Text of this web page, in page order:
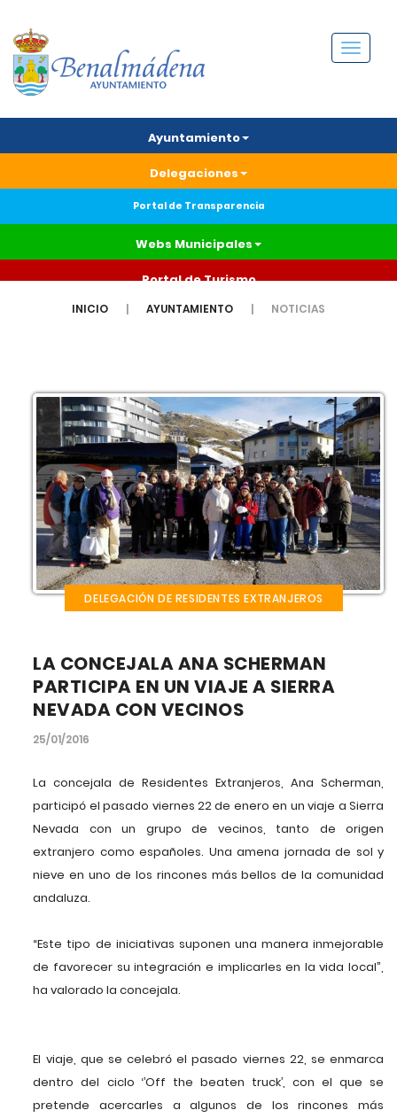
Menú
Ayuntamiento
Delegaciones
Portal de Transparencia
Webs Municipales
Portal de Turismo
INICIO AYUNTAMIENTO NOTICIAS
DELEGACIÓN DE RESIDENTES EXTRANJEROS
LA CONCEJALA ANA SCHERMAN
PARTICIPA EN UN VIAJE A SIERRA
NEVADA CON VECINOS
25/01/2016
La concejala de Residentes Extranjeros, Ana Scherman,
participó el pasado viernes 22 de enero en un viaje a Sierra
Nevada con un grupo de vecinos, tanto de origen
extranjero como españoles. Una amena jornada de sol y
nieve en uno de los rincones más bellos de la comunidad
andaluza.
“Este tipo de iniciativas suponen una manera inmejorable
de favorecer su integración e implicarles en la vida local”,
ha valorado la concejala.
El viaje, que se celebró el pasado viernes 22, se enmarca
dentro del ciclo ‘’Off the beaten truck’, con el que se
pretende acercarles a algunos de los rincones más